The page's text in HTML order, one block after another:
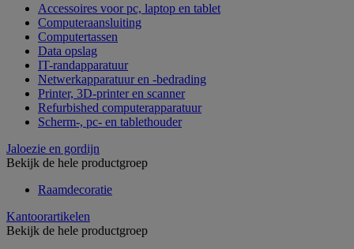
Accessoires voor pc, laptop en tablet
Computeraansluiting
Computertassen
Data opslag
IT-randapparatuur
Netwerkapparatuur en -bedrading
Printer, 3D-printer en scanner
Refurbished computerapparatuur
Scherm-, pc- en tablethouder
Jaloezie en gordijn
Bekijk de hele productgroep
Raamdecoratie
Kantoorartikelen
Bekijk de hele productgroep